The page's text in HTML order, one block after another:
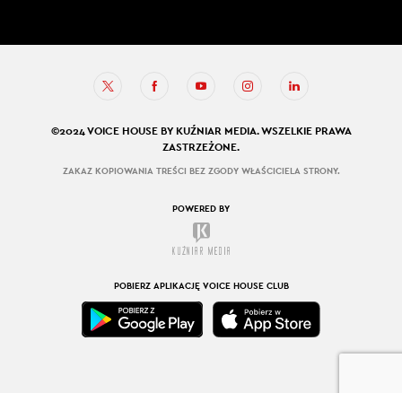
©2024 VOICE HOUSE BY KUŹNIAR MEDIA. WSZELKIE PRAWA
ZASTRZEŻONE.
ZAKAZ KOPIOWANIA TREŚCI BEZ ZGODY WŁAŚCICIELA STRONY.
POWERED BY
POBIERZ APLIKACJĘ VOICE HOUSE CLUB